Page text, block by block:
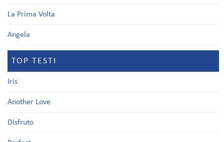
La Prima Volta
Angela
TOP TESTI
Iris
Another Love
Disfruto